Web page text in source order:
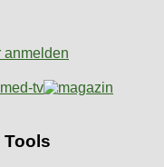
Tools